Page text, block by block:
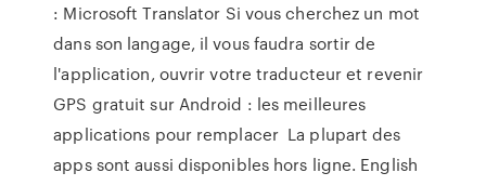
: Microsoft Translator Si vous cherchez un mot
dans son langage, il vous faudra sortir de
l'application, ouvrir votre traducteur et revenir
GPS gratuit sur Android : les meilleures
applications pour remplacer La plupart des
apps sont aussi disponibles hors ligne. English